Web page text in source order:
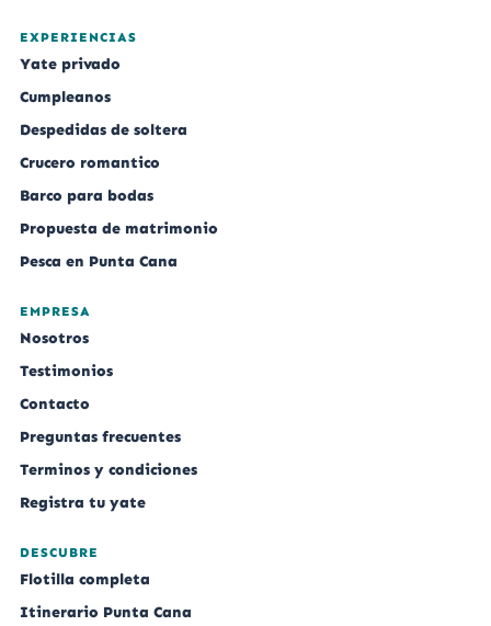
EXPERIENCIAS
Yate privado
Cumpleanos
Despedidas de soltera
Crucero romantico
Barco para bodas
Propuesta de matrimonio
Pesca en Punta Cana
EMPRESA
Nosotros
Testimonios
Contacto
Preguntas frecuentes
Terminos y condiciones
Registra tu yate
DESCUBRE
Flotilla completa
Itinerario Punta Cana